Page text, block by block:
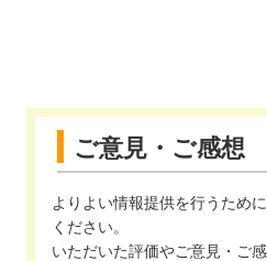
ご意見・ご感想
よりよい情報提供を行うため
ください。
いただいた評価やご意見・ご